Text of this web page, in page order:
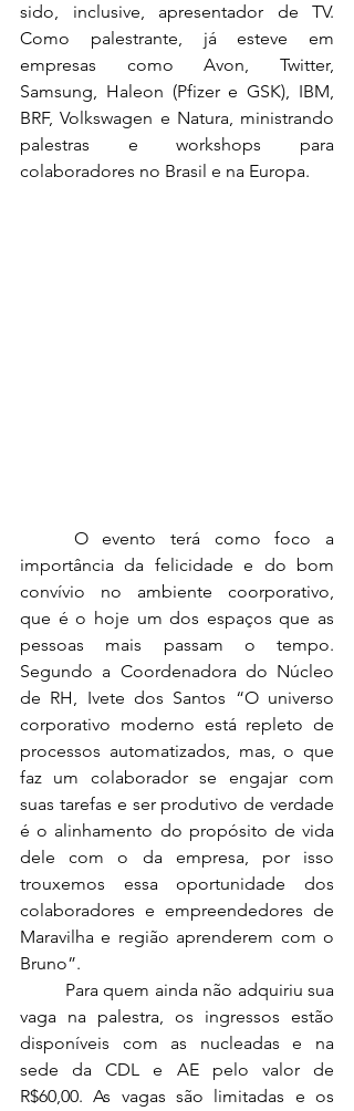
sido, inclusive, apresentador de TV.
Como palestrante, já esteve em
empresas como Avon, Twitter,
Samsung, Haleon (Pfizer e GSK), IBM,
BRF, Volkswagen e Natura, ministrando
palestras e workshops para
colaboradores no Brasil e na Europa.
importância da felicidade e do bom
convívio no ambiente coorporativo,
que é o hoje um dos espaços que as
pessoas mais passam o tempo.
Segundo a Coordenadora do Núcleo
de RH, Ivete dos Santos “O universo
corporativo moderno está repleto de
processos automatizados, mas, o que
faz um colaborador se engajar com
suas tarefas e ser produtivo de verdade
é o alinhamento do propósito de vida
dele com o da empresa, por isso
trouxemos essa oportunidade dos
colaboradores e empreendedores de
Maravilha e região aprenderem com o
Bruno”.
vaga na palestra, os ingressos estão
disponíveis com as nucleadas e na
sede da CDL e AE pelo valor de
R$60,00. As vagas são limitadas e os